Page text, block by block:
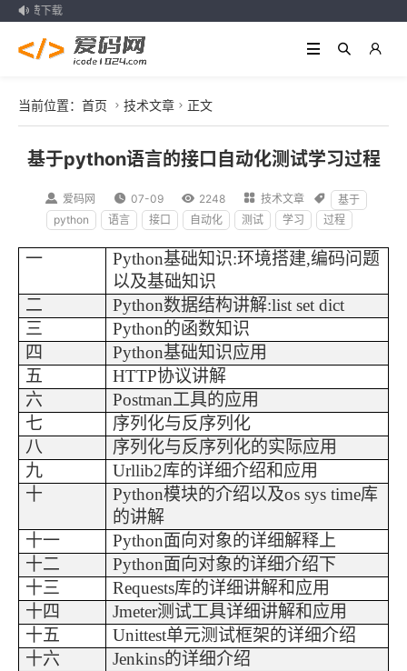

免费下载
当前位置： 首页  技术文章  正文
基于python语言的接口自动化测试学习过程
 爱码网  07-09  2248  技术文章 
基于
python
语言 接口 自动化 测试 学习 过程
一 Python基础知识:环境搭建,编码问题
以及基础知识
二
Python数据结构讲解:list set dict
三
Python的函数知识
四
Python基础知识应用
五
HTTP协议讲解
六
Postman工具的应用
七
序列化与反序列化
八
序列化与反序列化的实际应用
九
Urllib2库的详细介绍和应用
十
Python模块的介绍以及os sys time库
的讲解
十一
Python面向对象的详细解释上
十二
Python面向对象的详细介绍下
十三
Requests库的详细讲解和应用
十四
Jmeter测试工具详细讲解和应用
十五
Unittest单元测试框架的详细介绍
十六
Jenkins的详细介绍